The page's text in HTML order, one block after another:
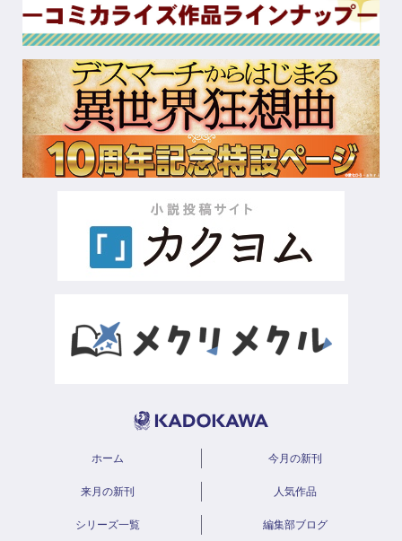
ホーム 今月の新刊
来月の新刊 人気作品
シリーズ一覧 編集部ブログ